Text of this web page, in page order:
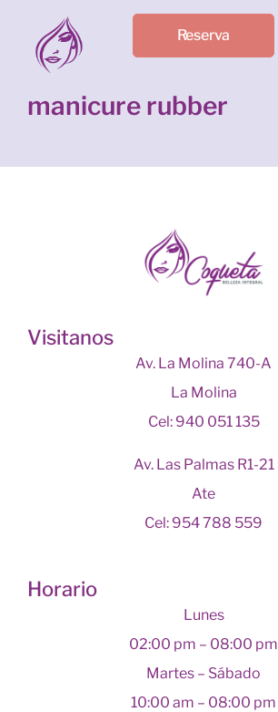
Reserva
manicure rubber
Visitanos
Av. La Molina 740-A
La Molina
Cel: 940 051 135
Av. Las Palmas R1-21
Ate
Cel: 954 788 559
Horario
Lunes
02:00 pm – 08:00 pm
Martes – Sábado
10:00 am – 08:00 pm